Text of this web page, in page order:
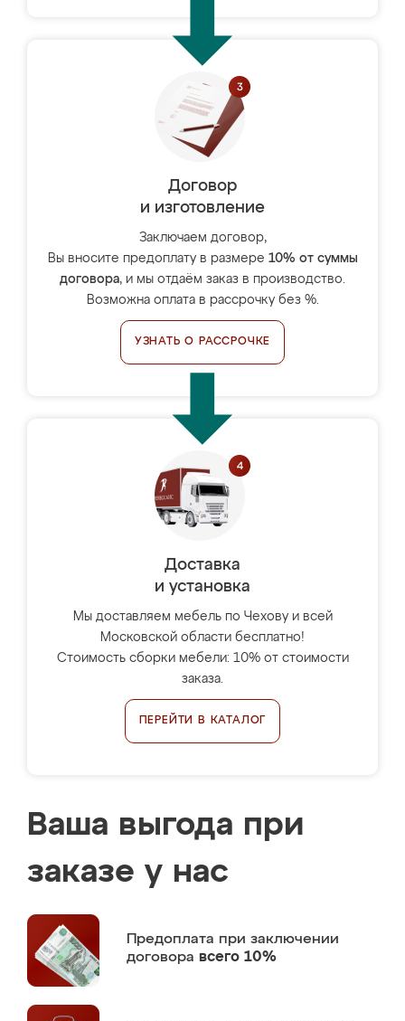
Договор
и изготовление
Заключаем договор,
Вы вносите предоплату в размере 10% от суммы
договора, и мы отдаём заказ в производство.
Возможна оплата в рассрочку без %.
УЗНАТЬ О РАССРОЧКЕ
Доставка
и установка
Мы доставляем мебель по Чехову и всей
Московской области бесплатно!
Стоимость сборки мебели: 10% от стоимости
заказа.
ПЕРЕЙТИ В КАТАЛОГ
Ваша выгода при
заказе у нас
Предоплата при заключении
договора всего 10%